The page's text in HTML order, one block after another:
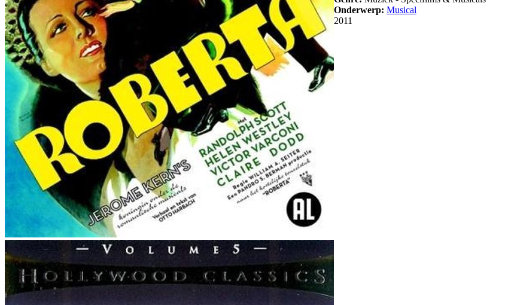
Onderwerp: Musical
2011